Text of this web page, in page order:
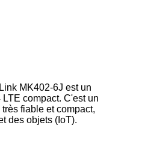
MK402-6J est un
compact. C'est un
fiable et compact,
des objets (IoT).